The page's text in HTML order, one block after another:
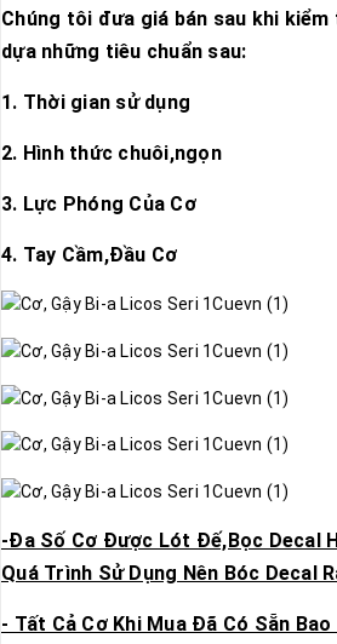
Chúng tôi đưa giá bán sau khi kiểm
dựa những tiêu chuẩn sau:
1. Thời gian sử dụng
2. Hình thức chuôi,ngọn
3. Lực Phóng Của Cơ
4. Tay Cầm,Đầu Cơ
-Đa Số Cơ Được Lót Đế,Bọc Decal
Quá Trình Sử Dụng Nên Bóc Decal
- Tất Cả Cơ Khi Mua Đã Có Sẵn